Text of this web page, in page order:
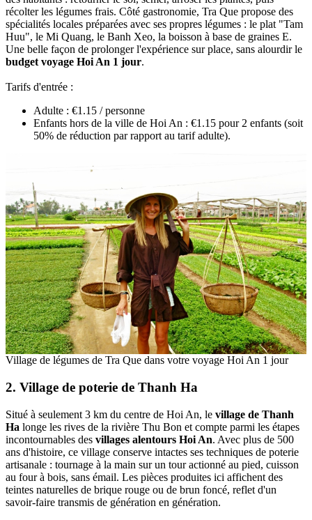
récolter les‎ légumes frais. Côté gastronomie, Tra Que‎ propose des
spécialités locales préparées avec ses propres légumes : le plat "Tam
Huu", le‎ Mi Quang, le‎ Banh Xeo, la boisson à base de graines E.
Une belle façon de prolonger‎ l'expérience‎ sur place, sans alourdir le
budget voyage Hoi An 1 jour.
Tarifs d'entrée :
Adulte : €1.15 / personne
Enfants hors de la ville de Hoi An : €1.15 pour 2 enfants (soit
50% de réduction par rapport au tarif adulte).
Village de légumes de Tra Que dans votre voyage Hoi An 1 jour
2. Village de poterie de Thanh Ha
Situé à‎ seulement 3 km du centre de Hoi An, le village de‎ Thanh
Ha longe les rives de la rivière‎ Thu Bon et compte parmi les étapes
incontournables‎ des villages alentours Hoi An. Avec‎ plus de 500
ans d'histoire, ce village conserve intactes ses techniques de poterie
artisanale : tournage à la main sur un tour actionné au pied,‎ cuisson
au four à bois, sans émail.‎ Les pièces‎ produites ici affichent des
teintes naturelles‎ de brique rouge ou de brun foncé, reflet d'un‎
savoir-faire‎ transmis de génération en génération.